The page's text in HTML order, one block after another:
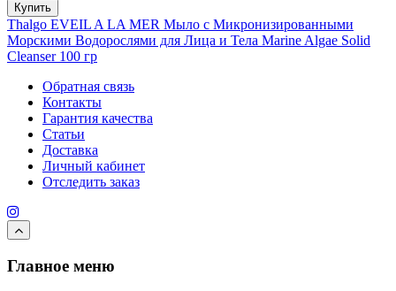
Купить
Thalgo EVEIL A LA MER Мыло с Микронизированными
Морскими Водорослями для Лица и Тела Marine Algae Solid
Cleanser 100 гр
Обратная связь
Контакты
Гарантия качества
Статьи
Доставка
Личный кабинет
Отследить заказ
Главное меню